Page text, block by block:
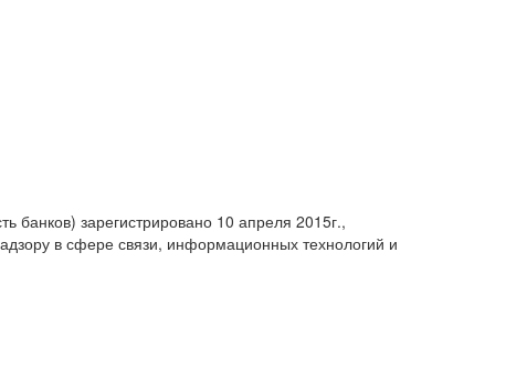
банков) зарегистрировано 10 апреля 2015г.,
в сфере связи, информационных технологий и